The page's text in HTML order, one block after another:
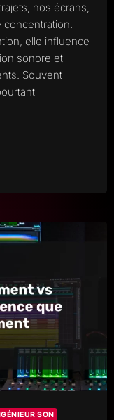
nos écrans,
elle influence
sonore et
Souvent
SON